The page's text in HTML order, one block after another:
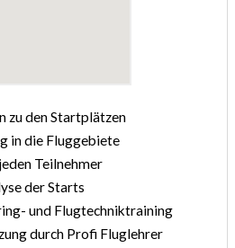
zu den Startplätzen
in die Fluggebiete
Teilnehmer
der Starts
und Flugtechniktraining
durch Profi Fluglehrer